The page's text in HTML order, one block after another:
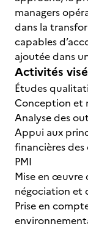
managers
dans la
capables
ajoutée dans
Activités
Études
Conception et
Analyse des
Appui aux
financières
PMI
Mise en œuvre
négociation et
Prise en